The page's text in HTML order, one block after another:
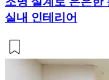
실내 인테리어